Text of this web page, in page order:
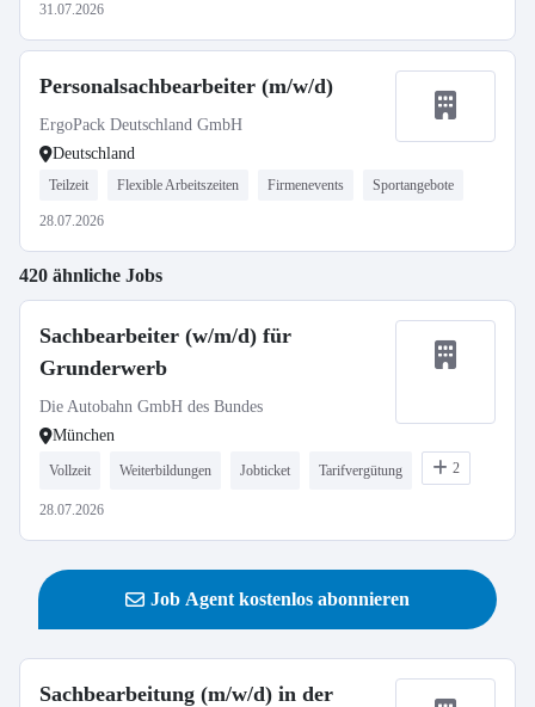
31.07.2026
Personalsachbearbeiter (m/w/d)
ErgoPack Deutschland GmbH
Deutschland
Teilzeit Flexible Arbeitszeiten Firmenevents Sportangebote
28.07.2026
420 ähnliche Jobs
Sachbearbeiter (w/m/d) für
Grunderwerb
Die Autobahn GmbH des Bundes
München
Vollzeit Weiterbildungen Jobticket Tarifvergütung 2
28.07.2026
Job Agent kostenlos abonnieren
Sachbearbeitung (m/w/d) in der